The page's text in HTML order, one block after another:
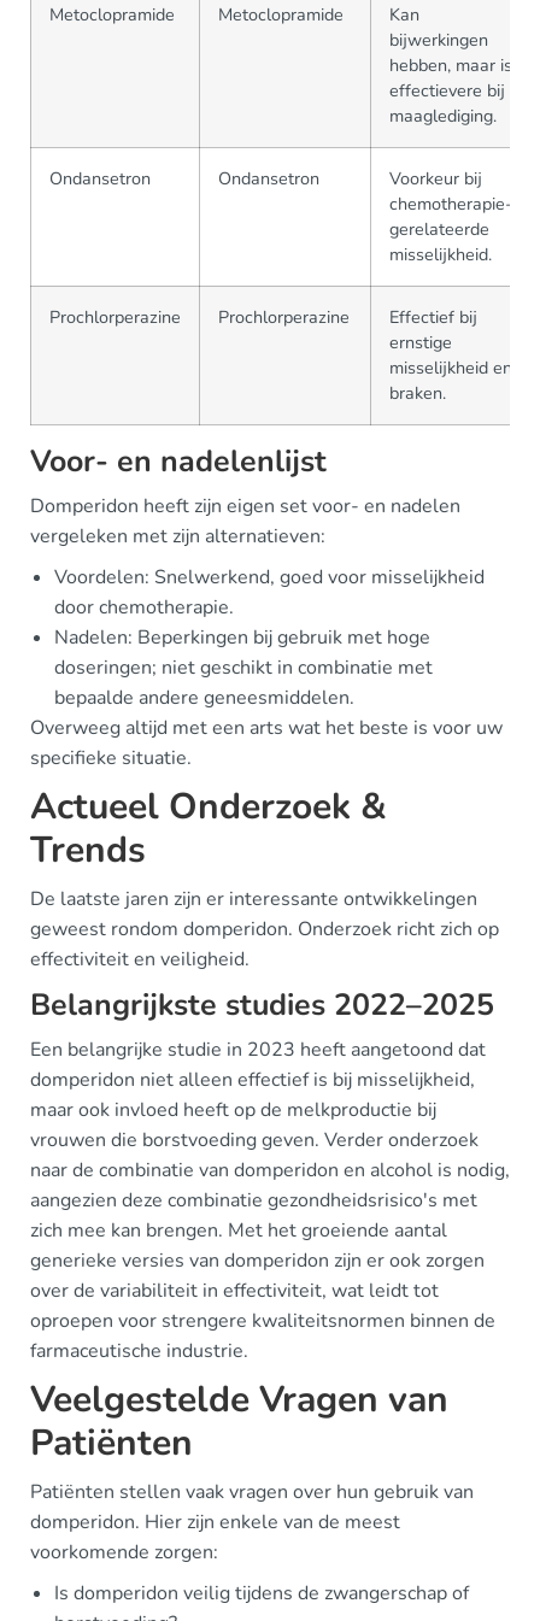
Metoclopramide Metoclopramide
Kan
bijwerkingen
hebben, maar is
effectievere bij
maaglediging.
Ondansetron Ondansetron
Voorkeur bij
chemotherapie-
gerelateerde
misselijkheid.
Prochlorperazine Prochlorperazine
Effectief bij
ernstige
misselijkheid en
braken.
Voor- en nadelenlijst
Domperidon heeft zijn eigen set voor- en nadelen
vergeleken met zijn alternatieven:
Voordelen: Snelwerkend, goed voor misselijkheid
door chemotherapie.
Nadelen: Beperkingen bij gebruik met hoge
doseringen; niet geschikt in combinatie met
bepaalde andere geneesmiddelen.
Overweeg altijd met een arts wat het beste is voor uw
specifieke situatie.
Actueel Onderzoek &
Trends
De laatste jaren zijn er interessante ontwikkelingen
geweest rondom domperidon. Onderzoek richt zich op
effectiviteit en veiligheid.
Belangrijkste studies 2022–2025
Een belangrijke studie in 2023 heeft aangetoond dat
domperidon niet alleen effectief is bij misselijkheid,
maar ook invloed heeft op de melkproductie bij
vrouwen die borstvoeding geven. Verder onderzoek
naar de combinatie van domperidon en alcohol is nodig,
aangezien deze combinatie gezondheidsrisico's met
zich mee kan brengen. Met het groeiende aantal
generieke versies van domperidon zijn er ook zorgen
over de variabiliteit in effectiviteit, wat leidt tot
oproepen voor strengere kwaliteitsnormen binnen de
farmaceutische industrie.
Veelgestelde Vragen van
Patiënten
Patiënten stellen vaak vragen over hun gebruik van
domperidon. Hier zijn enkele van de meest
voorkomende zorgen:
Is domperidon veilig tijdens de zwangerschap of